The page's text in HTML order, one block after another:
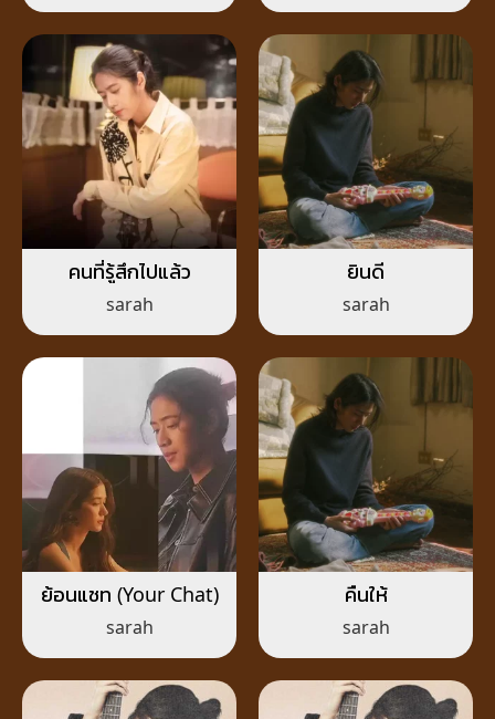
คนที่รู้สึกไปแล้ว
sarah
ยินดี
sarah
ย้อนแชท (Your Chat)
sarah
คืนให้
sarah